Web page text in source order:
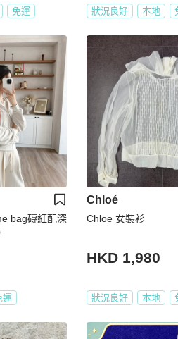
免運 狀況良好 本地
bag磚紅配深
運
Chloé
Chloe 女裝衫
HKD 1,980
狀況良好 本地